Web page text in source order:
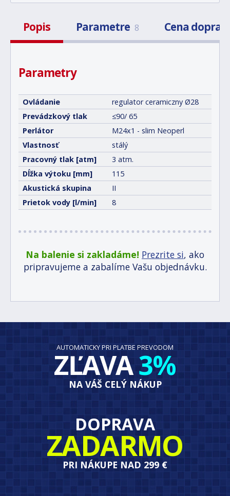
Popis Parametre 8 Cena
Parametry
Ovládanie
regulator ceramiczny Ø28
Prevádzkový tlak
≤90/ 65
Perlátor
M24x1 - slim Neoperl
Vlastnosť
stálý
Pracovný tlak [atm]
3 atm.
Dĺžka výtoku [mm]
115
Akustická skupina
II
Prietok vody [l/min]
8
Na balenie si zakladáme! Prezrite si, ako
pripravujeme a zabalíme Vašu objednávku.
AUTOMATICKY PRI PLATBE PREVODOM
ZĽAVA3%
NA VÁŠ CELÝ NÁKUP
DOPRAVA
ZADARMO
PRI NÁKUPE NAD 299 €